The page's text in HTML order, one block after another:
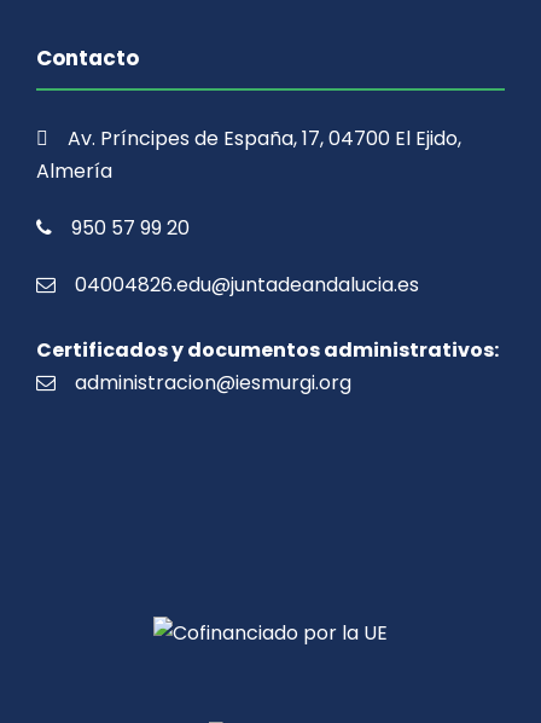
Contacto
Av. Príncipes de España, 17, 04700 El Ejido,
Almería
950 57 99 20
04004826.edu@juntadeandalucia.es
Certificados y documentos administrativos:
administracion@iesmurgi.org